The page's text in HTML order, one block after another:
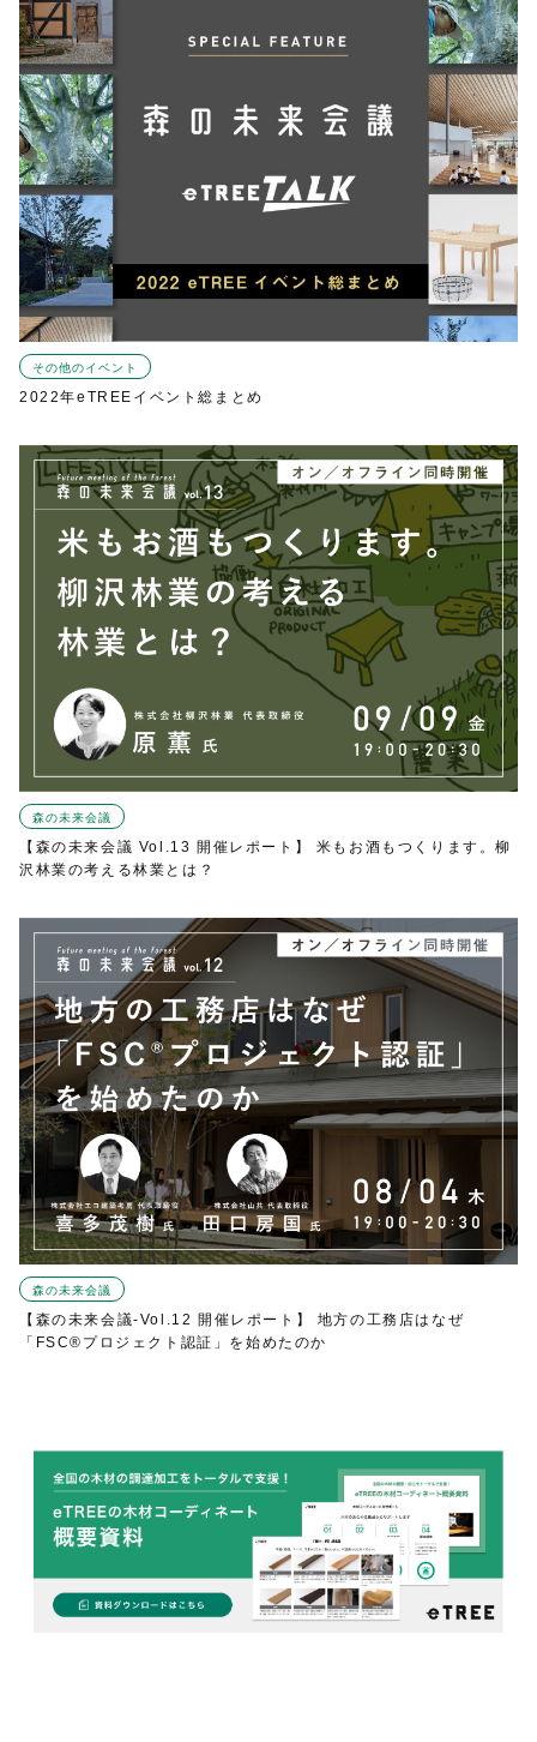
その他のイベント
2022年eTREEイベント総まとめ
森の未来会議
【森の未来会議 Vol.13 開催レポート】 米もお酒もつくります。柳
沢林業の考える林業とは？
森の未来会議
【森の未来会議-Vol.12 開催レポート】 地方の工務店はなぜ
「FSC®プロジェクト認証」を始めたのか